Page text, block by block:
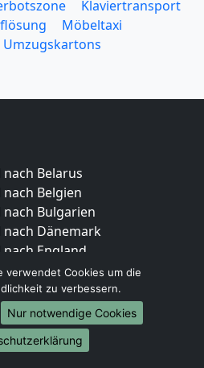
Klaviertransport
Möbeltaxi
Umzugskartons
Belarus
Belgien
Bulgarien
Dänemark
England
nach Portugal
nach Bosnien
nach Irland
Lettland
verwendet Cookies um die
zu verbessern.
Nur notwendige Cookies